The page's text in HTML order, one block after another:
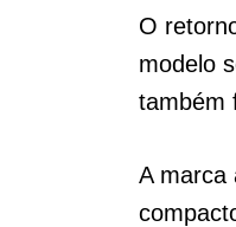
O
modelo
também
A marca